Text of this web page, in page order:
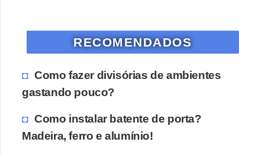
RECOMENDADOS
Como fazer divisórias de ambientes
gastando pouco?
Como instalar batente de porta?
Madeira, ferro e alumínio!